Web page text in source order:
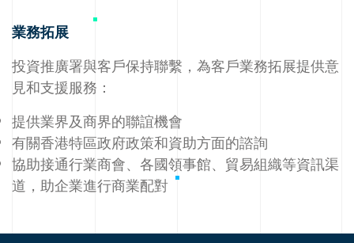
業務拓展
投資推廣署與客戶保持聯繫，為客戶業務拓展提供意
見和支援服務：
提供業界及商界的聯誼機會
有關香港特區政府政策和資助方面的諮詢
協助接通行業商會、各國領事館、貿易組織等資訊渠
道，助企業進行商業配對